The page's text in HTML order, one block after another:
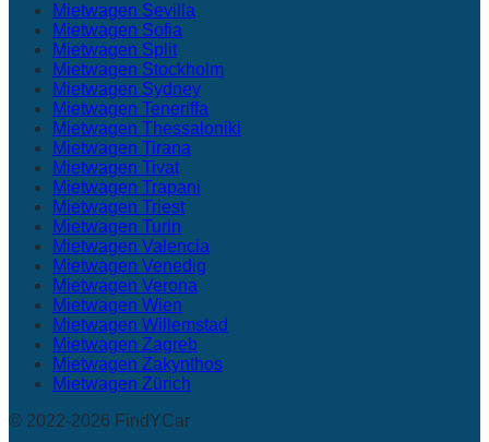
Mietwagen Sevilla
Mietwagen Sofia
Mietwagen Split
Mietwagen Stockholm
Mietwagen Sydney
Mietwagen Teneriffa
Mietwagen Thessaloniki
Mietwagen Tirana
Mietwagen Tivat
Mietwagen Trapani
Mietwagen Triest
Mietwagen Turin
Mietwagen Valencia
Mietwagen Venedig
Mietwagen Verona
Mietwagen Wien
Mietwagen Willemstad
Mietwagen Zagreb
Mietwagen Zakynthos
Mietwagen Zürich
© 2022-2026 FindYCar